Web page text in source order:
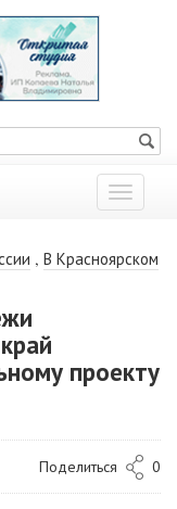
Показать
меню
, В Красноярском
проекту
Поделиться 0